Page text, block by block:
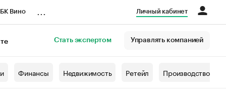
Вино Личный кабинет
Стать экспертом Управлять компанией
Финансы Недвижимость Ретейл Производство